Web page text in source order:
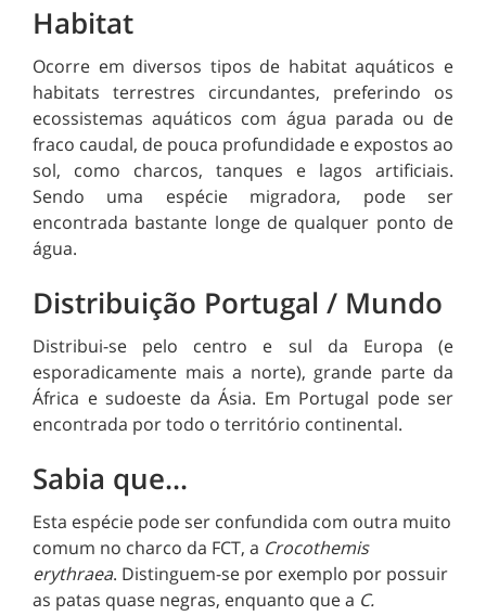
Habitat
Ocorre em diversos tipos de habitat aquáticos e
habitats terrestres circundantes, preferindo os
ecossistemas aquáticos com água parada ou de
fraco caudal, de pouca profundidade e expostos ao
sol, como charcos, tanques e lagos artificiais.
Sendo uma espécie migradora, pode ser
encontrada bastante longe de qualquer ponto de
água.
Distribuição Portugal / Mundo
Distribui-se pelo centro e sul da Europa (e
esporadicamente mais a norte), grande parte da
África e sudoeste da Ásia. Em Portugal pode ser
encontrada por todo o território continental.
Sabia que...
Esta espécie pode ser confundida com outra muito
comum no charco da FCT, a Crocothemis
erythraea. Distinguem-se por exemplo por possuir
as patas quase negras, enquanto que a C.